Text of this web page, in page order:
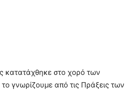
κατατάχθηκε στο χορό των
γνωρίζουμε από τις Πράξεις των